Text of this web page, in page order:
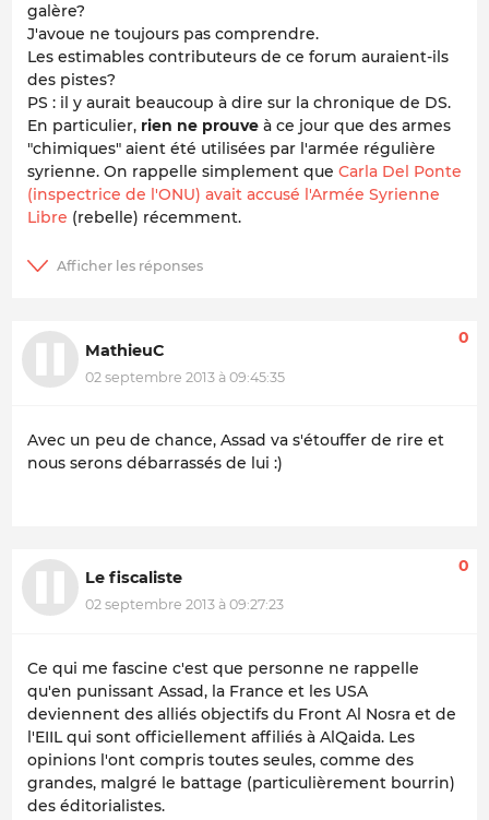
galère?
J'avoue ne toujours pas comprendre.
Les estimables contributeurs de ce forum auraient-ils
des pistes?
PS : il y aurait beaucoup à dire sur la chronique de DS.
En particulier, rien ne prouve à ce jour que des armes
"chimiques" aient été utilisées par l'armée régulière
syrienne. On rappelle simplement que Carla Del Ponte
(inspectrice de l'ONU) avait accusé l'Armée Syrienne
Libre (rebelle) récemment.
MathieuC
02 septembre 2013 à 09:45:35
0
Avec un peu de chance, Assad va s'étouffer de rire et
nous serons débarrassés de lui :)
Le fiscaliste
02 septembre 2013 à 09:27:23
0
Ce qui me fascine c'est que personne ne rappelle
qu'en punissant Assad, la France et les USA
deviennent des alliés objectifs du Front Al Nosra et de
l'EIIL qui sont officiellement affiliés à AlQaida. Les
opinions l'ont compris toutes seules, comme des
grandes, malgré le battage (particulièrement bourrin)
des éditorialistes.